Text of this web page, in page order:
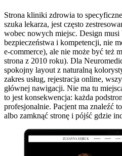
Strona kliniki zdrowia to
szuka lekarza, jest często
wobec nowych miejsc. Design musi
bezpieczeństwa i kompetencji, nie
e-commerce), ale nie może być też
strona z 2010 roku). Dla
spokojny layout z naturalną
zakres usług, rejestracja online,
głównej nawigacji. Nie ma tu
to jest konsekwencja: każda
profesjonalnie. Pacjent ma znaleźć
albo zamknąć stronę i pójść gdzie